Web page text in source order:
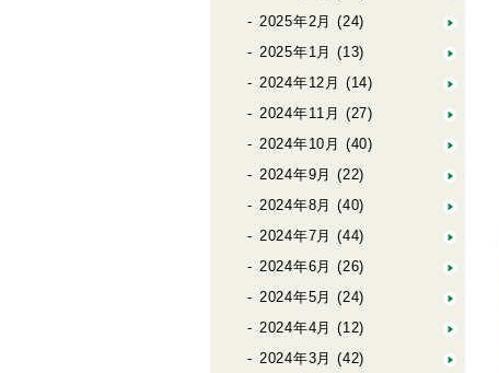
2025年2月 (24)
2025年1月 (13)
2024年12月 (14)
2024年11月 (27)
2024年10月 (40)
2024年9月 (22)
2024年8月 (40)
2024年7月 (44)
2024年6月 (26)
2024年5月 (24)
2024年4月 (12)
2024年3月 (42)